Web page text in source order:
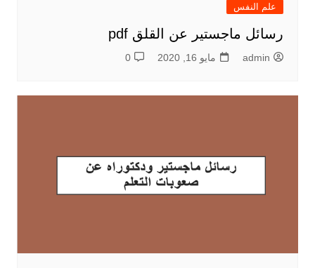
علم النفس
رسائل ماجستير عن القلق pdf
admin مايو 16, 2020 0